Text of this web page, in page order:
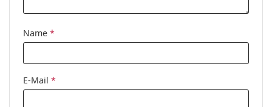
Code:
0EA3181 5088 54
Name *
E-Mail *